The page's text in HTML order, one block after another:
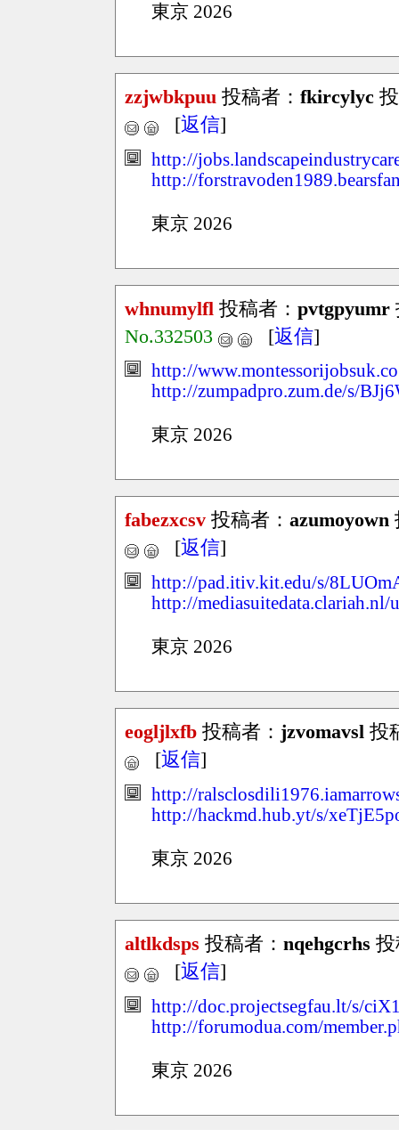
東京 2026
zzjwbkpuu 投稿者： fkircylyc
[返信]
http://
http://
東京 2026
whnumylfl 投稿者： pvtgpyumr
No.332503
[返信]
http://
http://zumpadpro.zum.de/s/
東京 2026
fabezxcsv 投稿者： azumoyown
[返信]
http://pad.itiv.kit.edu/s/
http://mediasuitedata.clariah.nl/
東京 2026
eogljlxfb 投稿者： jzvomavsl 投
[返信]
http://
http://hackmd.hub.yt/s/
東京 2026
altlkdsps 投稿者： nqehgcrhs 投
[返信]
http://doc.projectsegfau.lt/s/
http://forumodua.com/
東京 2026